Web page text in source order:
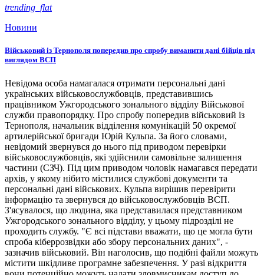
trending_flat
Новини
Військовий із Тернополя попередив про спробу виманити дані бійців під
виглядом ВСП
Невідома особа намагалася отримати персональні дані
українських військовослужбовців, представившись
працівником Ужгородського зонального відділу Військової
служби правопорядку. Про спробу попередив військовий із
Тернополя, начальник відділення комунікацій 50 окремої
артилерійської бригади Юрій Кульпа. За його словами,
невідомий звернувся до нього під приводом перевірки
військовослужбовців, які здійснили самовільне залишення
частини (СЗЧ). Під цим приводом чоловік намагався передати
архів, у якому нібито містилися службові документи та
персональні дані військових. Кульпа вирішив перевірити
інформацію та звернувся до військовослужбовців ВСП.
З'ясувалося, що людина, яка представилася представником
Ужгородського зонального відділу, у цьому підрозділі не
проходить службу. "Є всі підстави вважати, що це могла бути
спроба кіберрозвідки або збору персональних даних", -
зазначив військовий. Він наголосив, що подібні файли можуть
містити шкідливе програмне забезпечення. У разі відкриття